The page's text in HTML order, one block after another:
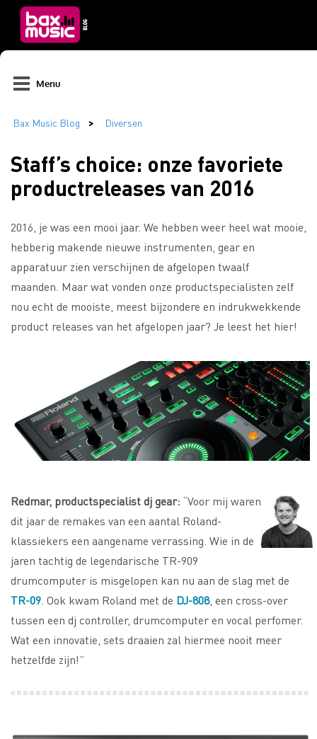
Menu
Staff’s choice: onze favoriete
productreleases van 2016
2016, je was een mooi jaar. We hebben weer heel wat mooie,
hebberig makende nieuwe instrumenten, gear en
apparatuur zien verschijnen de afgelopen twaalf
maanden. Maar wat vonden onze productspecialisten zelf
nou echt de mooiste, meest bijzondere en indrukwekkende
product releases van het afgelopen jaar? Je leest het hier!
Redmar, productspecialist dj gear: “Voor mij waren
dit jaar de remakes van een aantal Roland-
klassiekers een aangename verrassing. Wie in de
jaren tachtig de legendarische TR-909
drumcomputer is misgelopen kan nu aan de slag met de
TR-09 . Ook kwam Roland met de DJ-808, een cross-over
tussen een dj controller, drumcomputer en vocal perfomer.
Wat een innovatie, sets draaien zal hiermee nooit meer
hetzelfde zijn!”